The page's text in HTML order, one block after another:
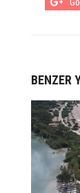
BENZER